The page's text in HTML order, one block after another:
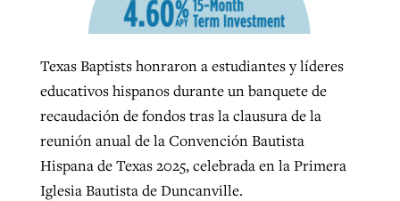
Texas Baptists honraron a estudiantes y líderes
educativos hispanos durante un banquete de
recaudación de fondos tras la clausura de la
reunión anual de la Convención Bautista
Hispana de Texas 2025, celebrada en la Primera
Iglesia Bautista de Duncanville.
BP Staff , postedAugust 5, 2026
READ MORE
Post-COVID Perspective: Pandemic
catalyzes churches to cast
ByTobin Perry, posted April 11, 2023
‘Sharing Christ at the Cup’ sees 150
Texas churches share Christ, more
than 500 decisions
ByJessica King , postedJuly 24, 2026
At IMB ‘the Lord is using women,’ but
ByDavid Roach, postedAugust 4, 2026